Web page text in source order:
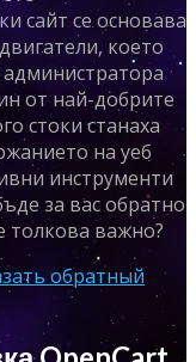
сайт се основава
което
администратора
от най-добрите
стоки станаха
на уеб
инструменти
за вас обратно
толкова важно?
обратный